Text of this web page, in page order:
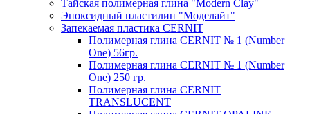
Тайская полимерная глина "Modern Clay"
Эпоксидный пластилин "Моделайт"
Запекаемая пластика CERNIT
Полимерная глина CERNIT № 1 (Number
One) 56гр.
Полимерная глина CERNIT № 1 (Number
One) 250 гр.
Полимерная глина CERNIT
TRANSLUCENT